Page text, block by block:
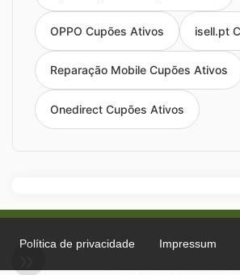
OPPO Cupões Ativos isell.pt
Reparação Mobile Cupões Ativos
Onedirect Cupões Ativos
Política de privacidade Impressum